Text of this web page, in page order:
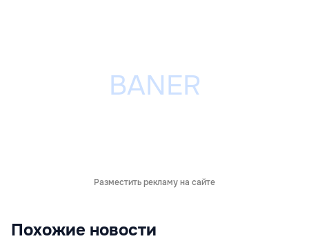
Разместить рекламу на сайте
Похожие новости